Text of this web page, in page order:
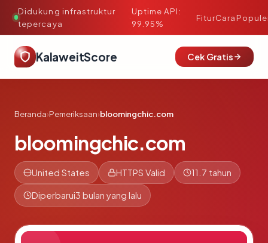
Didukung infrastruktur
tepercaya
·
Uptime API:
99.95%
FiturCara
KalaweitScore Cek Gratis
Beranda›Pemeriksaan›bloomingchic.com
bloomingchic.com
United States HTTPS Valid 11.7 tahun
Diperbarui3 bulan yang lalu